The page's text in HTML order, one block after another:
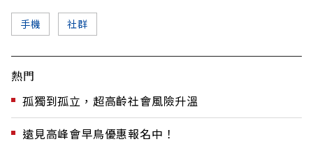
手機 社群
熱門
孤獨到孤立，超高齡社會風險升溫
遠見高峰會早鳥優惠報名中！